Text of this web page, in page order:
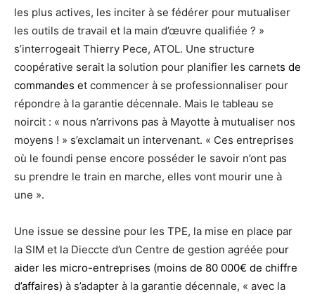
les plus actives, les inciter à se fédérer pour mutualiser
les outils de travail et la main d’œuvre qualifiée ? »
s’interrogeait Thierry Pece, ATOL. Une structure
coopérative serait la solution pour planifier les carnets de
commandes et commencer à se professionnaliser pour
répondre à la garantie décennale. Mais le tableau se
noircit : « nous n’arrivons pas à Mayotte à mutualiser nos
moyens ! » s’exclamait un intervenant. « Ces entreprises
où le foundi pense encore posséder le savoir n’ont pas
su prendre le train en marche, elles vont mourir une à
une ».
Une issue se dessine pour les TPE, la mise en place par
la SIM et la Dieccte d’un Centre de gestion agréée pour
aider les micro-entreprises (moins de 80 000€ de chiffre
d’affaires) à s’adapter à la garantie décennale, « avec la